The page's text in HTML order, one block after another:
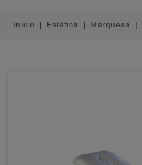
Início Estética Marquesa